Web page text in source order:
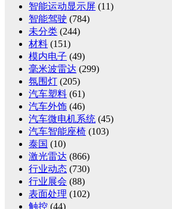
智能运动显示屏 (11)
智能驾驶 (784)
未分类 (244)
材料 (151)
模内电子 (49)
毫米波雷达 (299)
氛围灯 (205)
汽车塑料 (61)
汽车外饰 (46)
汽车微电机系统 (45)
汽车智能座椅 (103)
泰国 (10)
激光雷达 (866)
行业动态 (730)
行业展会 (88)
表面处理 (102)
触控 (44)